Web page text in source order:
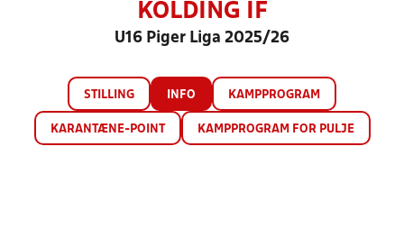
KOLDING IF
U16 Piger Liga 2025/26
STILLING INFO KAMPPROGRAM
KARANTÆNE-POINT KAMPPROGRAM FOR PULJE